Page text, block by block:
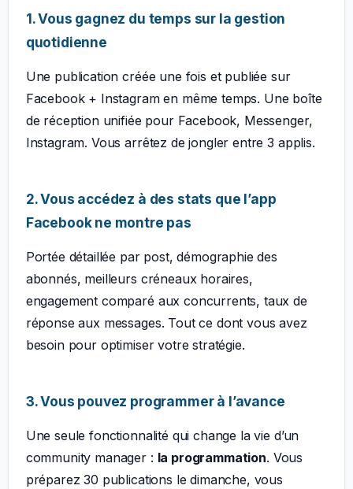
1. Vous gagnez du temps sur la gestion
quotidienne
Une publication créée une fois et publiée sur
Facebook + Instagram en même temps. Une boîte
de réception unifiée pour Facebook, Messenger,
Instagram. Vous arrêtez de jongler entre 3 applis.
2. Vous accédez à des stats que l’app
Facebook ne montre pas
Portée détaillée par post, démographie des
abonnés, meilleurs créneaux horaires,
engagement comparé aux concurrents, taux de
réponse aux messages. Tout ce dont vous avez
besoin pour optimiser votre stratégie.
3. Vous pouvez programmer à l’avance
Une seule fonctionnalité qui change la vie d’un
community manager : la programmation. Vous
préparez 30 publications le dimanche, vous